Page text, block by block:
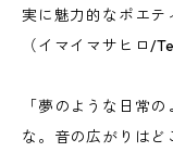
実に魅力的なポエテ
（イマイマサヒロ/
「夢のような日常
な。音の広がりは